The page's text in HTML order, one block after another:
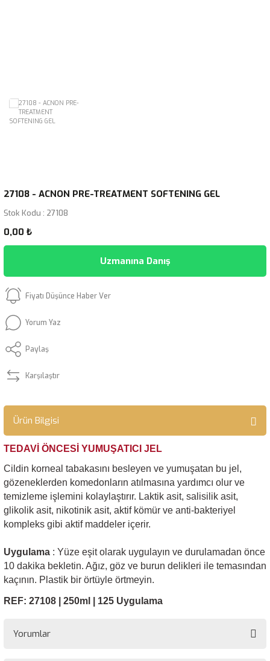
27108 - ACNON PRE-TREATMENT SOFTENING GEL
Stok Kodu : 27108
0,00 ₺
Uzmanına Danış
Fiyatı Düşünce Haber Ver
Yorum Yaz
Paylaş
Karşılaştır
Ürün Bilgisi
TEDAVİ ÖNCESİ YUMUŞATICI JEL
Cildin korneal tabakasını besleyen ve yumuşatan bu jel,
gözeneklerden komedonların atılmasına yardımcı olur ve
temizleme işlemini kolaylaştırır. Laktik asit, salisilik asit,
glikolik asit, nikotinik asit, aktif kömür ve anti-bakteriyel
kompleks gibi aktif maddeler içerir.
Uygulama : Yüze eşit olarak uygulayın ve durulamadan önce
10 dakika bekletin. Ağız, göz ve burun delikleri ile temasından
kaçının. Plastik bir örtüyle örtmeyin.
REF: 27108 | 250ml | 125 Uygulama
Yorumlar